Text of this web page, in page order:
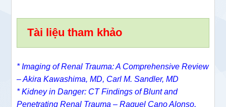
Tài liệu tham khảo
* Imaging of Renal Trauma: A Comprehensive Review
–Akira Kawashima, MD, Carl M. Sandler, MD
*Kidney in Danger: CT Findings of Blunt and
Penetrating Renal Trauma –Raquel Cano Alonso,